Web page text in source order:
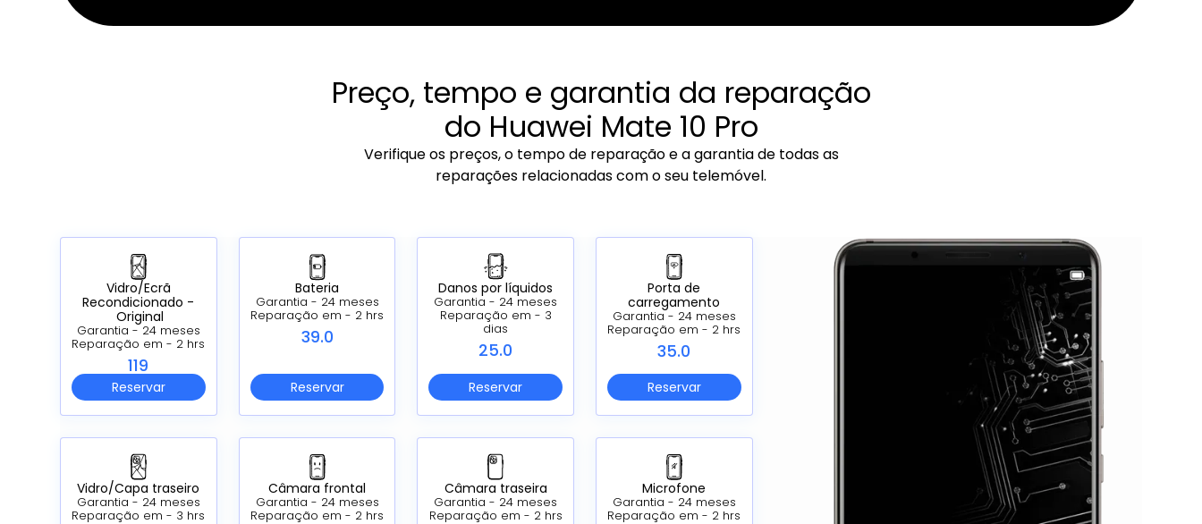
Preço, tempo e garantia da reparação
do Huawei Mate 10 Pro
Verifique os preços, o tempo de reparação e a garantia de todas as
reparações relacionadas com o seu telemóvel.
Vidro/Ecrã
Recondicionado -
Original
Garantia - 24 meses
Reparação em - 2 hrs
119
Reservar
Bateria
Garantia - 24 meses
Reparação em - 2 hrs
39.0
Reservar
Danos por líquidos
Garantia - 24 meses
Reparação em - 3
dias
25.0
Reservar
Porta de
carregamento
Garantia - 24 meses
Reparação em - 2 hrs
35.0
Reservar
Vidro/Capa traseiro
Garantia - 24 meses
Reparação em - 3 hrs
Câmara frontal
Garantia - 24 meses
Reparação em - 2 hrs
Câmara traseira
Garantia - 24 meses
Reparação em - 2 hrs
Microfone
Garantia - 24 meses
Reparação em - 2 hrs